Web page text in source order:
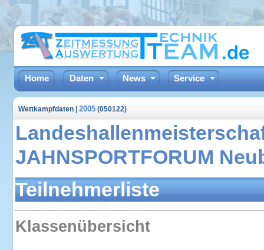
Home Daten News Service
Wettkampfdaten | 2005 (050122)
JAHNSPORTFORUM
Teilnehmerliste
Klassenübersicht